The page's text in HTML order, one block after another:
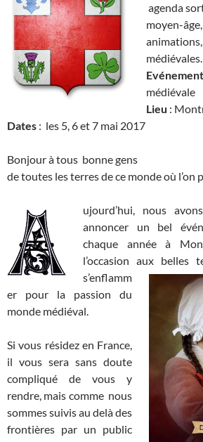
agenda
moyen-
médiévales.
médiévale
Lieu :
Dates : les 5, 6 et 7 mai 2017
Bonjour à tous bonne gens
de toutes les terres de ce monde où l’on
ujourd’hui, nous
annoncer un bel
chaque année à
l’occasion aux belles
s’enflamm
er pour la passion du
monde médiéval.
Si vous résidez en France,
il vous sera sans doute
compliqué de vous y
rendre, mais comme nous
sommes suivis au delà des
frontières par un public